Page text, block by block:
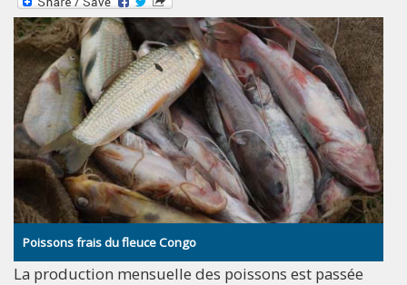
Poissons frais du fleuce Congo
La production mensuelle des poissons est passée